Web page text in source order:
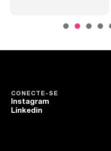
CONECTE-SE
Instagram
Linkedin